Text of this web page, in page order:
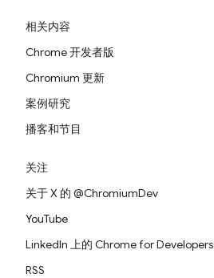
相关内容
Chrome 开发者版
Chromium 更新
案例研究
播客和节目
关注
关于 X 的 @ChromiumDev
YouTube
LinkedIn 上的 Chrome for Developers
RSS